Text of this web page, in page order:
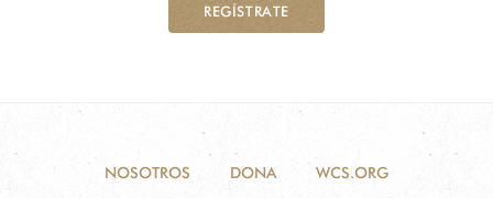
REGÍSTRATE
NOSOTROS DONA WCS.ORG